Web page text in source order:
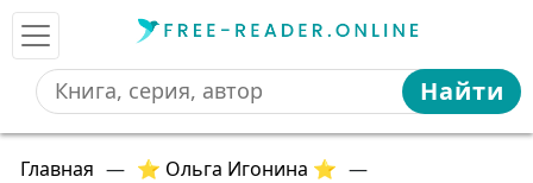
Найти
Главная — ⭐ Ольга Игонина ⭐ —